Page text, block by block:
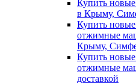
Купить
в Крыму,
Купить
отжимные
Крыму,
Купить
отжимные
доставкой